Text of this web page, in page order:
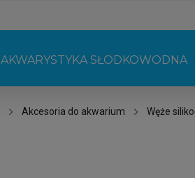
AKWARYSTYKA SŁODKOWODNA
Akcesoria do akwarium Węże